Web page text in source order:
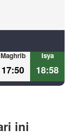
Maghrib
17:50
Isya
18:58
ini